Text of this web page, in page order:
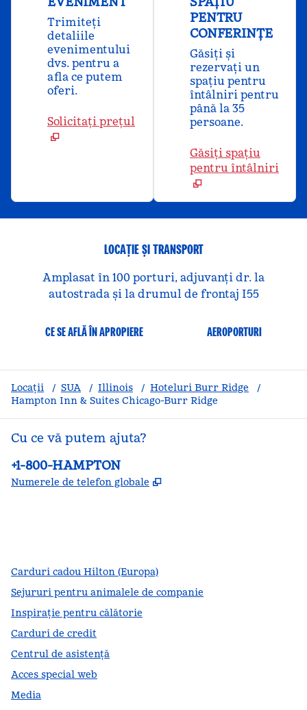
Trimiteți
detaliile
evenimentului
dvs. pentru a
afla ce putem
oferi.
Solicitați prețul
PENTRU
CONFERINȚE
Găsiți și
rezervați un
spațiu pentru
întâlniri pentru
până la 35
persoane.
Găsiți spațiu
pentru întâlniri
LOCAȚIE ȘI TRANSPORT
Amplasat în 100 porturi, adjuvanți dr. la
autostrada și la drumul de frontaj I55
CE SE AFLĂ ÎN APROPIERE AEROPORTURI
Locații / SUA / Illinois / Hoteluri Burr Ridge
/
Hampton Inn & Suites Chicago-Burr Ridge
Cu ce vă putem ajuta?
Telefon:
+1-800-HAMPTON
Numerele de telefon globale ,
Carduri cadou Hilton (Europa)
Sejururi pentru animalele de companie
Inspirație pentru călătorie
Carduri de credit
Centrul de asistență
Acces special web
Media